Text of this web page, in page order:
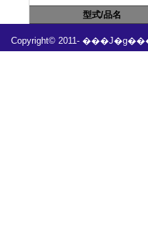
型式/品名
Copyright© 2011-